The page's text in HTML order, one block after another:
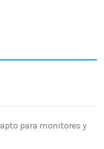
para monitores y